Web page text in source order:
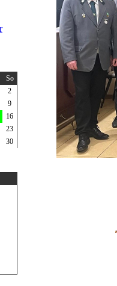
So
2
9
16
23
30